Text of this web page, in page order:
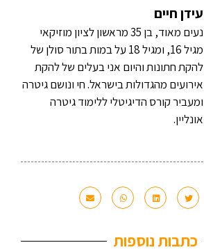
עידן חיים
נעים מאוד, בן 35 מראשון לציון מוזיקאי
מגיל 16, ומגיל 18 על במות בתור סולן של
להקת חתונות והיום אני בעלים של להקת
אירועים מהגדולות בישראל. חי ונושם גיטרה
ומעביר קורס הדיגיטלי ללימוד גיטרה
אונליין.
כתבות נוספות